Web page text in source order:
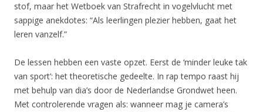
stof, maar het Wetboek van Strafrecht in vogelvlucht met
sappige anekdotes: “Als leerlingen plezier hebben, gaat het
leren vanzelf.”
De lessen hebben een vaste opzet. Eerst de ‘minder leuke tak
van sport’: het theoretische gedeelte. In rap tempo raast hij
met behulp van dia’s door de Nederlandse Grondwet heen.
Met controlerende vragen als: wanneer mag je camera’s